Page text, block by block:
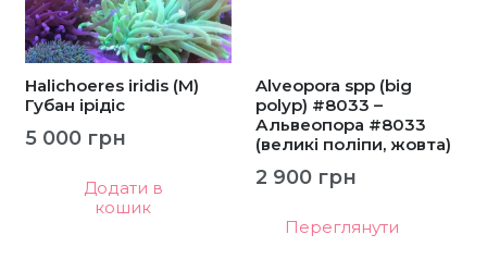
Halichoeres iridis (M)
Губан ірідіс
5 000 грн
Додати в
кошик
Alveopora spp (big
polyp) #8033 –
Альвеопора #8033
(великі поліпи, жовта)
2 900 грн
Переглянути